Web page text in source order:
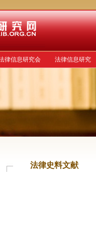
律信息研究会 法律信息研究
法律史料文献